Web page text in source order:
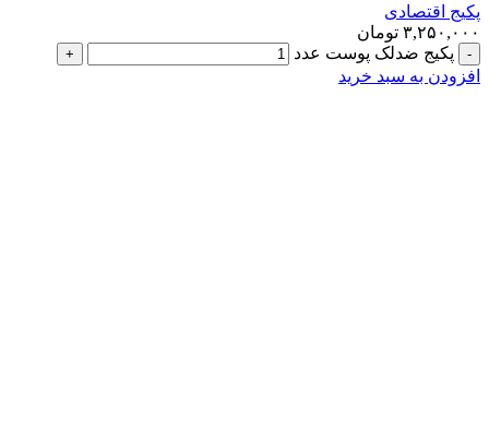
پکیج اقتصادی
۳,۲۵۰,۰۰۰ تومان
پکیج ضدلک پوست عدد
افزودن به سبد خرید